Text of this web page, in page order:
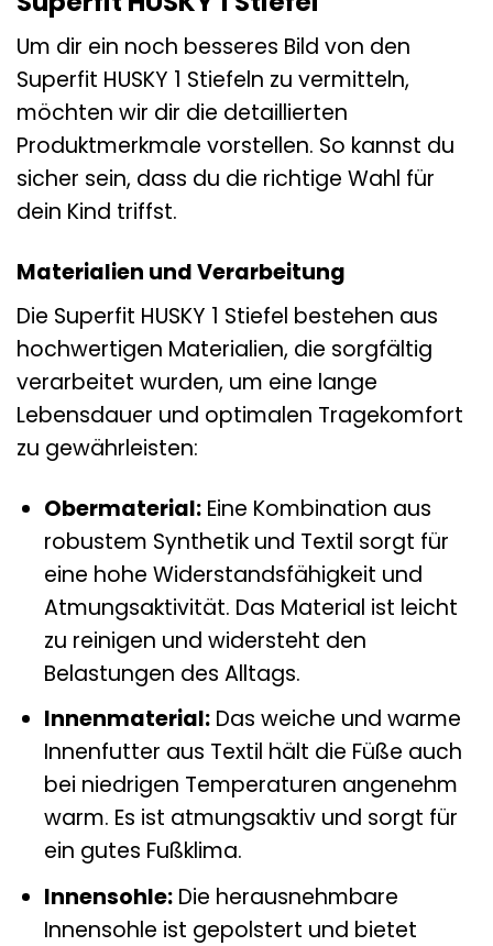
Um dir ein noch besseres Bild von den
Superfit HUSKY 1 Stiefeln zu vermitteln,
möchten wir dir die detaillierten
Produktmerkmale vorstellen. So kannst du
sicher sein, dass du die richtige Wahl für
dein Kind triffst.
Materialien und Verarbeitung
Die Superfit HUSKY 1 Stiefel bestehen aus
hochwertigen Materialien, die sorgfältig
verarbeitet wurden, um eine lange
Lebensdauer und optimalen Tragekomfort
zu gewährleisten:
Obermaterial:Eine Kombination aus
robustem Synthetik und Textil sorgt für
eine hohe Widerstandsfähigkeit und
Atmungsaktivität. Das Material ist leicht
zu reinigen und widersteht den
Belastungen des Alltags.
Innenmaterial:Das weiche und warme
Innenfutter aus Textil hält die Füße auch
bei niedrigen Temperaturen angenehm
warm. Es ist atmungsaktiv und sorgt für
ein gutes Fußklima.
Innensohle:Die herausnehmbare
Innensohle ist gepolstert und bietet